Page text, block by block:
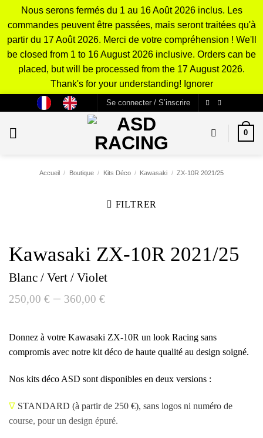
Nous serons fermés du 1 au 16 Août 2026 inclus. Les
commandes peuvent être passées, mais seront traitées qu'à
partir du 17 Août 2026. Merci de votre compréhension ! We'll
be closed from 1 to 16 August 2026 inclusive. Orders can be
placed, but will be processed from the 17 August 2026.
Thank's for your understanding! Ignorer
contenu
Se connecter / S’inscrire
0
Accueil / Boutique / Kits Déco / Kawasaki / ZX-10R 2021/25
FILTRER
Kawasaki ZX-10R 2021/25
Blanc / Vert / Violet
250,00 € – 360,00 €
Donnez à votre Kawasaki ZX-10R un look Racing sans
compromis avec notre kit déco de haute qualité au design soigné.
Nos kits déco ASD sont disponibles en deux versions :
∇ STANDARD (à partir de 250 €), sans logos ni numéro de
course, pour un design épuré.